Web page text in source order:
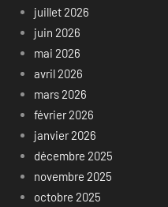
juillet 2026
juin 2026
mai 2026
avril 2026
mars 2026
février 2026
janvier 2026
décembre 2025
novembre 2025
octobre 2025